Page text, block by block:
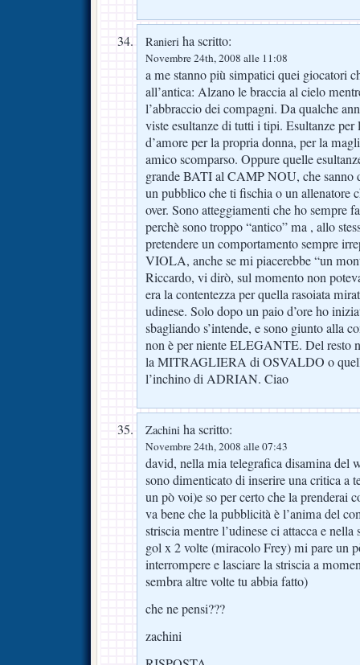
Ranieri ha scritto:
Novembre 24th, 2008 alle 11:08
a me stanno più simpatici quei giocatori
all’antica: Alzano le braccia al cielo
l’abbraccio dei compagni. Da qualche
viste esultanze di tutti i tipi. Esultanze
d’amore per la propria donna, per la
amico scomparso. Oppure quelle
grande BATI al CAMP NOU, che sanno
un pubblico che ti fischia o un allenatore
over. Sono atteggiamenti che ho sempre
perchè sono troppo “antico” ma , allo
pretendere un comportamento sempre
VIOLA, anche se mi piacerebbe “un
Riccardo, vi dirò, sul momento non
era la contentezza per quella rasoiata
udinese. Solo dopo un paio d’ore ho
sbagliando s’intende, e sono giunto alla
non è per niente ELEGANTE. Del resto
la MITRAGLIERA di OSVALDO o
l’inchino di ADRIAN. Ciao
Zachini ha scritto:
Novembre 24th, 2008 alle 07:43
david, nella mia telegrafica disamina del
sono dimenticato di inserire una critica a
un pò voi)e so per certo che la prenderai
va bene che la pubblicità è l’anima del
striscia mentre l’udinese ci attacca e nella
gol x 2 volte (miracolo Frey) mi pare un
interrompere e lasciare la striscia a
sembra altre volte tu abbia fatto)
che ne pensi???
zachini